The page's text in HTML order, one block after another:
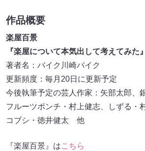
作品概要
楽屋百景
『楽屋について本気出して考えてみた
著者名：バイク川崎バイク
更新頻度：毎月20日に更新予定
今後執筆予定の芸人作家：矢部太郎、
フルーツポンチ・村上健志、しずる・
コブシ・徳井健太 他
『楽屋百景』はこちら